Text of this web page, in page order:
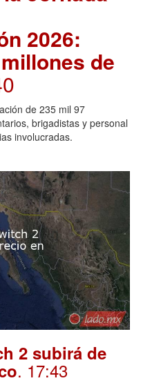
2026:
de
de 235 mil 97
brigadistas y personal
involucradas.
2 subirá de
. 17:43